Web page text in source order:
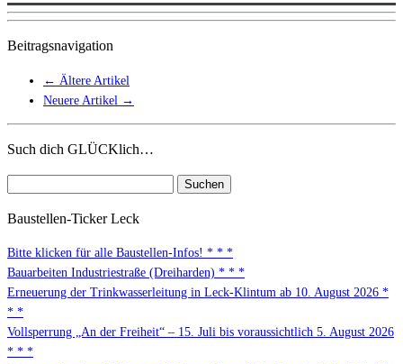
Beitragsnavigation
← Ältere Artikel
Neuere Artikel →
Such dich GLÜCKlich…
Baustellen-Ticker Leck
Bitte klicken für alle Baustellen-Infos! * * *
Bauarbeiten Industriestraße (Dreiharden) * * *
Erneuerung der Trinkwasserleitung in Leck-Klintum ab 10. August 2026 *
* *
Vollsperrung „An der Freiheit“ – 15. Juli bis voraussichtlich 5. August 2026
* * *